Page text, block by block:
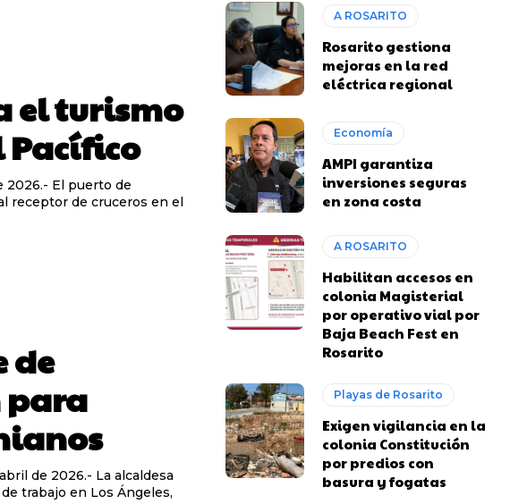
el turismo
Pacífico
2026.- El puerto de
receptor de cruceros en el
de
de 2026.- La alcaldesa
trabajo en Los Ángeles,
A ROSARITO
Rosarito gestiona
mejoras en la red
eléctrica regional
Economía
AMPI garantiza
inversiones seguras
en zona costa
A ROSARITO
Habilitan accesos en
colonia Magisterial
por operativo vial por
Baja Beach Fest en
Rosarito
Playas de Rosarito
Exigen vigilancia en la
colonia Constitución
por predios con
basura y fogatas